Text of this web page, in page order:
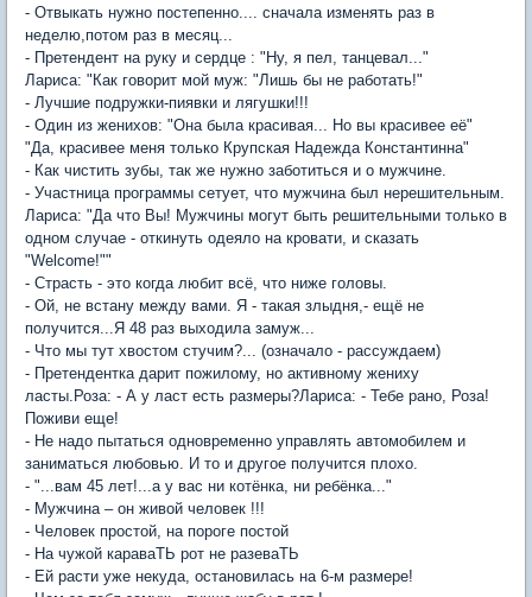
- Отвыкать нужно постепенно.... сначала изменять раз в
неделю,потом раз в месяц...
- Претендент на руку и сердце : "Ну, я пел, танцевал..."
Лариса: "Как говорит мой муж: "Лишь бы не работать!"
- Лучшие подружки-пиявки и лягушки!!!
- Один из женихов: "Она была красивая... Но вы красивее её"
"Да, красивее меня только Крупская Надежда Константинна"
- Как чистить зубы, так же нужно заботиться и о мужчине.
- Участница программы сетует, что мужчина был нерешительным.
Лариса: "Да что Вы! Мужчины могут быть решительными только в
одном случае - откинуть одеяло на кровати, и сказать
"Welcome!""
- Страсть - это когда любит всё, что ниже головы.
- Ой, не встану между вами. Я - такая злыдня,- ещё не
получится...Я 48 раз выходила замуж...
- Что мы тут хвостом стучим?... (означало - рассуждаем)
- Претендентка дарит пожилому, но активному жениху
ласты.Роза: - А у ласт есть размеры?Лариса: - Тебе рано, Роза!
Поживи еще!
- Не надо пытаться одновременно управлять автомобилем и
заниматься любовью. И то и другое получится плохо.
- "...вам 45 лет!...а у вас ни котёнка, ни ребёнка..."
- Мужчина – он живой человек !!!
- Человек простой, на пороге постой
- На чужой караваТЬ рот не разеваТЬ
- Ей расти уже некуда, остановилась на 6-м размере!